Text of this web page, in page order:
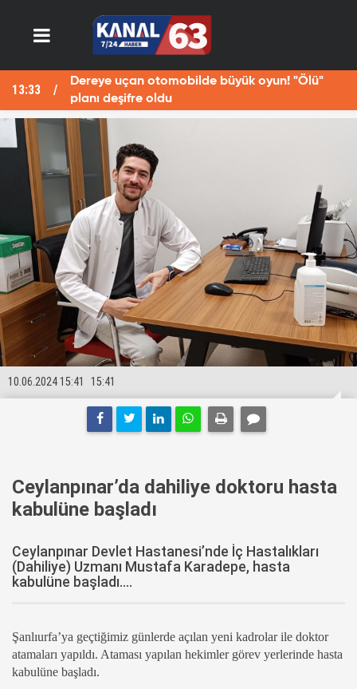
13:33
Dereye uçan otomobilde büyük oyun! "Ölü"
planı deşifre oldu
15:41
10.06.2024 15:41
Ceylanpınar’da dahiliye doktoru hasta
kabulüne başladı
Ceylanpınar Devlet Hastanesi’nde İç Hastalıkları
(Dahiliye) Uzmanı Mustafa Karadepe, hasta
kabulüne başladı....
Şanlıurfa’ya geçtiğimiz günlerde açılan yeni kadrolar ile doktor
atamaları yapıldı. Ataması yapılan hekimler görev yerlerinde hasta
kabulüne başladı.